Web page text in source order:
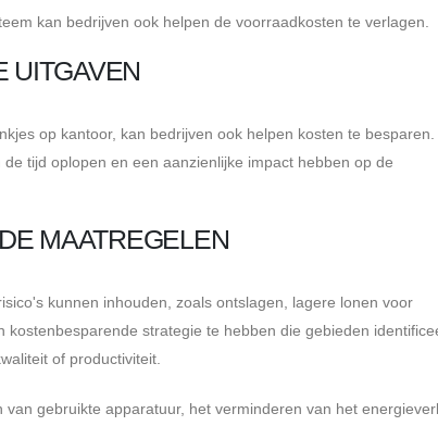
kan bedrijven ook helpen de voorraadkosten te verlagen.
UITGAVEN
op kantoor, kan bedrijven ook helpen kosten te
tijd oplopen en een aanzienlijke impact hebben op de
MAATREGELEN
kunnen inhouden, zoals ontslagen, lagere lonen voor
strategie te hebben die gebieden
of productiviteit.
gebruikte apparatuur, het verminderen van het